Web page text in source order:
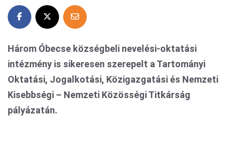
Három Óbecse községbeli nevelési-oktatási
intézmény is sikeresen szerepelt a Tartományi
Oktatási, Jogalkotási, Közigazgatási és Nemzeti
Kisebbségi – Nemzeti Közösségi Titkárság
pályázatán.